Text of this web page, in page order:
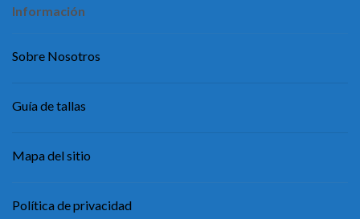
Información
Sobre Nosotros
Guía de tallas
Mapa del sitio
Política de privacidad